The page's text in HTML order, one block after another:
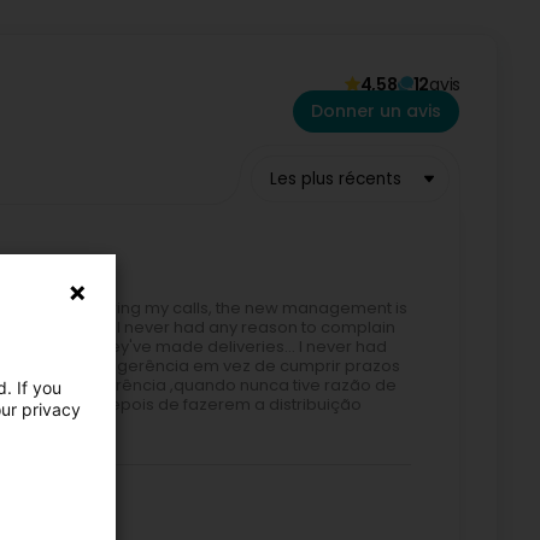
4,58 12avis
Donner un avis
Les plus récents
and answering my calls, the new management is
though I never had any reason to complain
after they've made deliveries... I never had
Enfim nova gerência em vez de cumprir prazos
a antiga gerência ,quando nunca tive razão de
barulho depois de fazerem a distribuição
If you
privacy